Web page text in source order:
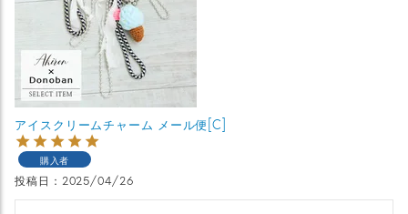
アイスクリームチャーム メール便[C]
購入者
投稿日 2025/04/26